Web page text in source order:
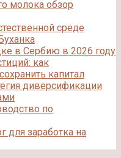
молока обзор
среде
в Сербию в 2026 году
как
капитал
диверсификации
по
для заработка на